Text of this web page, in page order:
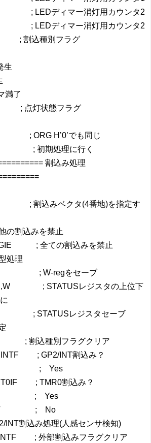
ィマー消灯用カウンタ2
ィマー消灯用カウンタ2
種別フラグ
生
満了
状態フラグ
H’0’でも同じ
初期処理に行く
割込み処理
ベクタ(4番地)を指定す
の割込みを禁止
; 全ての割込みを禁止
処理
; W-regをセーブ
; STATUSレジスタの上位下
; STATUSレジスタセーブ
割込種別フラグクリア
; GP2/INT割込み？
; Yes
; TMR0割込み？
; Yes
; No
割込み処理(人感センサ検知)
; 外部割込みフラグクリア